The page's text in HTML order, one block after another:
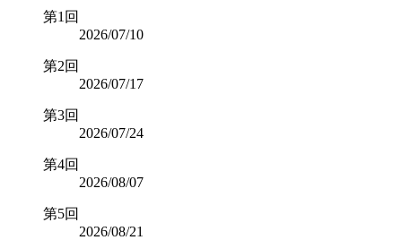
第1回
2026/07/10
第2回
2026/07/17
第3回
2026/07/24
第4回
2026/08/07
第5回
2026/08/21